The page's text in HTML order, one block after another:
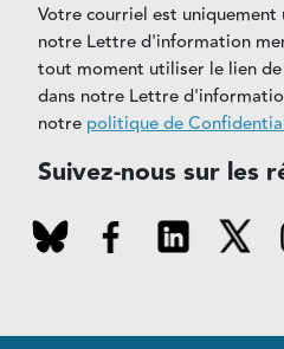
Votre courriel est
notre Lettre d'information
tout moment utiliser le lien
dans notre Lettre
notre politique de
Suivez-nous sur les